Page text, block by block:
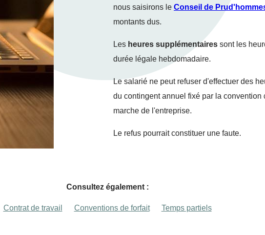
nous saisirons le Conseil de
montants dus.
Les heures supplémentaires sont les
durée légale hebdomadaire.
Le salarié ne peut refuser d'effectuer des
du contingent annuel fixé par la
marche de l'entreprise.
Le refus pourrait constituer une faute.
Consultez également :
Contrat de travail Conventions de forfait Temps partiels